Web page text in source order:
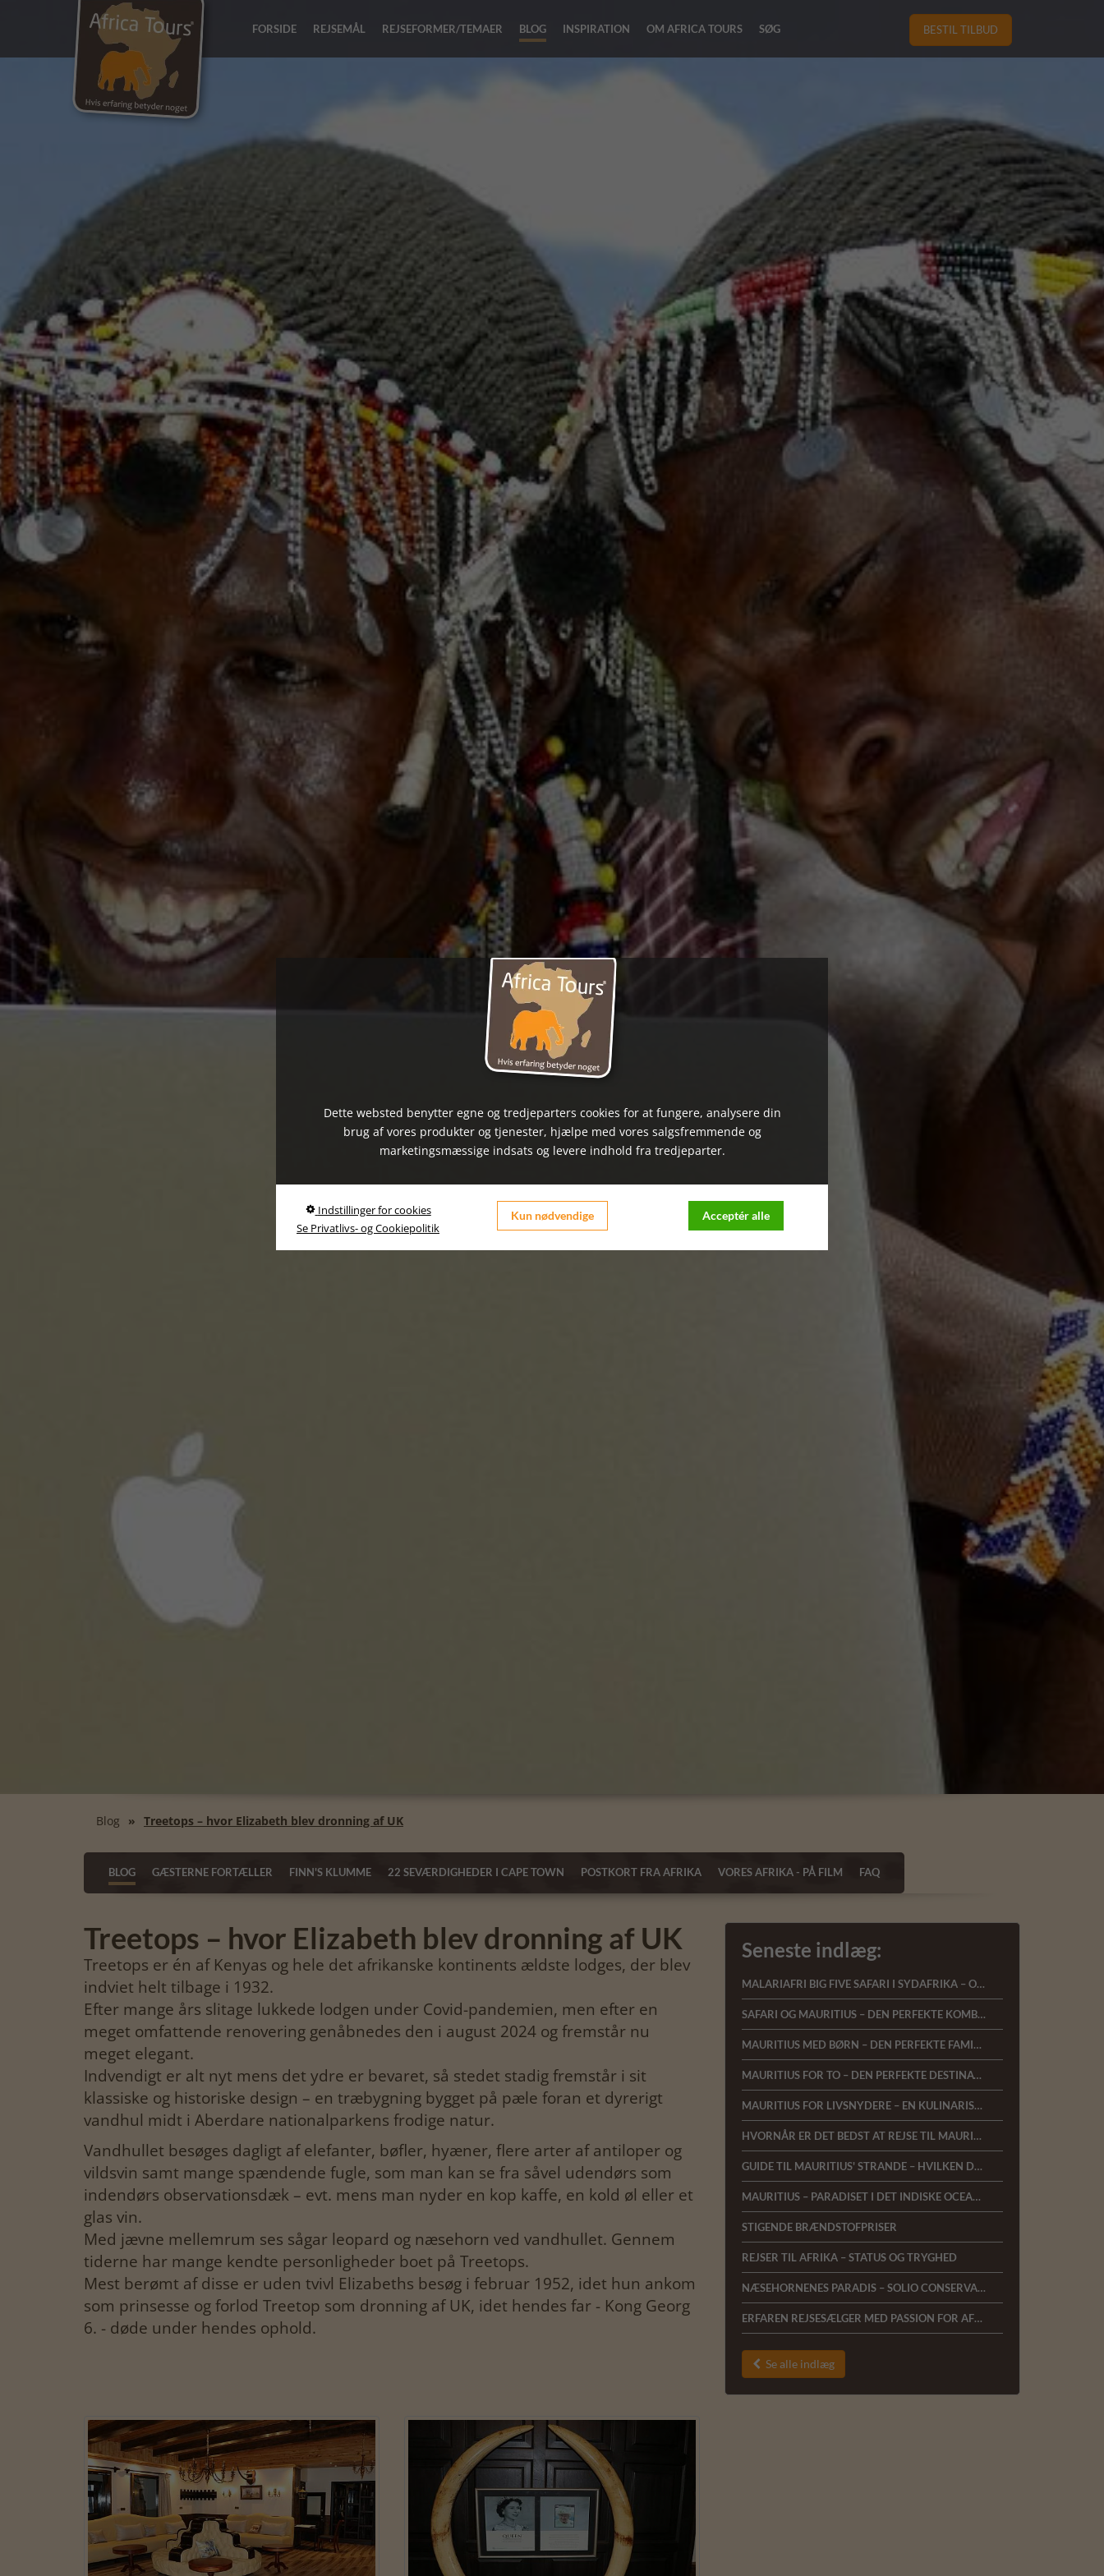
FORSIDE REJSEMÅL REJSEFORMER/TEMAER BLOG INSPIRATION OM AFRICA TOURS SØG BESTIL TILBUD
Blog Treetops – hvor Elizabeth blev dronning af UK
BLOG GÆSTERNE FORTÆLLER FINN'S KLUMME 22 SEVÆRDIGHEDER I CAPE TOWN POSTKORT FRA AFRIKA VORES AFRIKA - PÅ FILM FAQ
Treetops – hvor Elizabeth blev dronning af UK
Treetops er én af Kenyas og hele det afrikanske kontinents ældste lodges, der blev
indviet helt tilbage i 1932.
Efter mange års slitage lukkede lodgen under Covid-pandemien, men efter en
meget omfattende renovering genåbnedes den i august 2024 og fremstår nu
meget elegant.
Indvendigt er alt nyt mens det ydre er bevaret, så stedet stadig fremstår i sit
klassiske og historiske design – en træbygning bygget på pæle foran et dyrerigt
vandhul midt i Aberdare nationalparkens frodige natur.
Vandhullet besøges dagligt af elefanter, bøfler, hyæner, flere arter af antiloper og
vildsvin samt mange spændende fugle, som man kan se fra såvel udendørs som
indendørs observationsdæk – evt. mens man nyder en kop kaffe, en kold øl eller et
glas vin.
Med jævne mellemrum ses sågar leopard og næsehorn ved vandhullet. Gennem
tiderne har mange kendte personligheder boet på Treetops.
Mest berømt af disse er uden tvivl Elizabeths besøg i februar 1952, idet hun ankom
som prinsesse og forlod Treetop som dronning af UK, idet hendes far - Kong Georg
6. - døde under hendes ophold.
Seneste indlæg:
MALARIAFRI BIG FIVE SAFARI I SYDAFRIKA – OPLEV AFRIKAS VILDE NATUR MED KOMFORT OG NÆRVÆR
SAFARI OG MAURITIUS – DEN PERFEKTE KOMBINATIONSREJSE
MAURITIUS MED BØRN – DEN PERFEKTE FAMILIEFERIE I DET INDISKE OCEAN
MAURITIUS FOR TO – DEN PERFEKTE DESTINATION TIL BRYLLUPSREJSER OG ROMANTISKE FERIER
MAURITIUS FOR LIVSNYDERE – EN KULINARISK REJSE GENNEM DET INDISKE OCEAN
HVORNÅR ER DET BEDST AT REJSE TIL MAURITIUS?
GUIDE TIL MAURITIUS' STRANDE – HVILKEN DEL AF ØEN PASSER BEDST TIL DIG?
MAURITIUS – PARADISET I DET INDISKE OCEAN ER LANDET HOS AFRICA TOURS
STIGENDE BRÆNDSTOFPRISER
REJSER TIL AFRIKA – STATUS OG TRYGHED
NÆSEHORNENES PARADIS – SOLIO CONSERVANCY
ERFAREN REJSESÆLGER MED PASSION FOR AFRIKA SØGES TIL AFRICA TOURS I HERNING
 Se alle indlæg
Dette websted benytter egne og tredjeparters cookies for at fungere, analysere din
brug af vores produkter og tjenester, hjælpe med vores salgsfremmende og
marketingsmæssige indsats og levere indhold fra tredjeparter.
Indstillinger for cookies
Se Privatlivs- og Cookiepolitik
Kun nødvendige Acceptér alle